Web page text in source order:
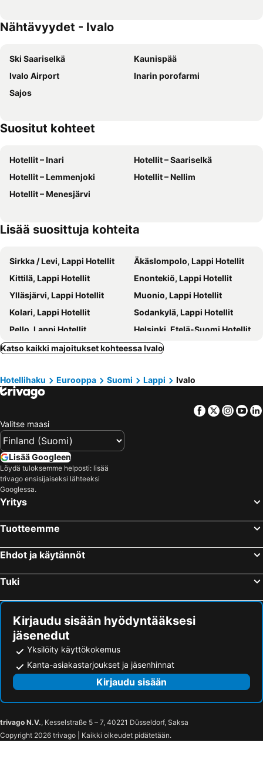
Nähtävyydet - Ivalo
Ski Saariselkä
Kaunispää
Ivalo Airport
Inarin porofarmi
Sajos
Suositut kohteet
Hotellit – Inari
Hotellit – Saariselkä
Hotellit – Lemmenjoki
Hotellit – Nellim
Hotellit – Menesjärvi
Lisää suosittuja kohteita
Sirkka / Levi, Lappi Hotellit
Äkäslompolo, Lappi Hotellit
Kittilä, Lappi Hotellit
Enontekiö, Lappi Hotellit
Ylläsjärvi, Lappi Hotellit
Muonio, Lappi Hotellit
Kolari, Lappi Hotellit
Sodankylä, Lappi Hotellit
Pello, Lappi Hotellit
Helsinki, Etelä-Suomi Hotellit
Tampere, Länsi-Suomi Hotellit
Turku, Länsi-Suomi Hotellit
Kuopio, Itä-Suomi Hotellit
Jyväskylä, Länsi-Suomi Hotellit
Rovaniemi, Lappi Hotellit
Katso kaikki majoitukset kohteessa Ivalo
Hotellihaku Eurooppa Suomi Lappi Ivalo
Facebook
Twitter
Valitse maasi
Lisää Googleen
Löydä tuloksemme helposti: lisää
trivago ensisijaiseksi lähteeksi
Googlessa.
Yritys
Tuotteemme
Ehdot ja käytännöt
Tuki
Kirjaudu sisään hyödyntääksesi
jäsenedut
Yksilöity käyttökokemus
Kanta-asiakastarjoukset ja jäsenhinnat
Kirjaudu sisään
trivago N.V., Kesselstraße 5 – 7, 40221 Düsseldorf, Saksa
Copyright 2026 trivago | Kaikki oikeudet pidätetään.